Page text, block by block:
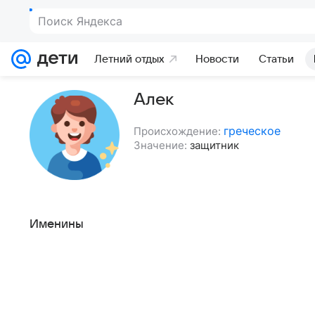
Поиск Яндекса
Летний отдых Новости Статьи
Алек
Происхождение: греческое
Значение: защитник
Именины